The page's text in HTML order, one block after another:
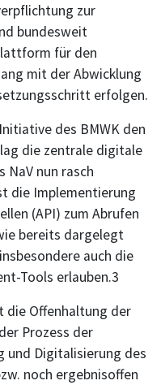
zur
bundesweit
für den
mit der Abwicklung
erfolgen.
des BMWK den
die zentrale digitale
nun rasch
die Implementierung
(API) zum Abrufen
bereits dargelegt
auch die
Tools erlauben.3
die Offenhaltung der
Prozess der
und Digitalisierung des
noch ergebnisoffen